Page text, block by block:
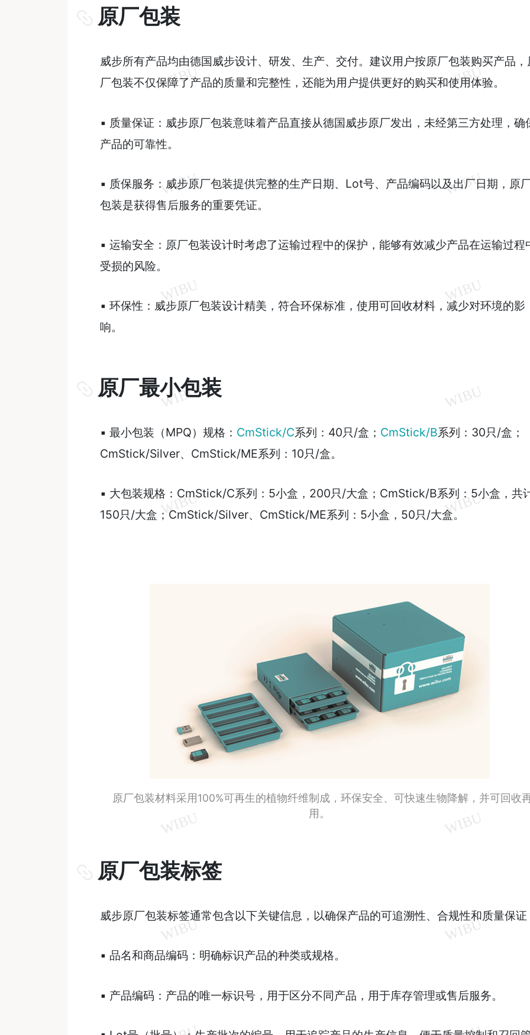
原厂包装
威步所有产品均由德国威步设计、研发、生产、交付。建议用户按原厂包装购买产品，
厂包装不仅保障了产品的质量和完整性，还能为用户提供更好的购买和使用体验。
▪ 质量保证：威步原厂包装意味着产品直接从德国威步原厂发出，未经第三方处理，确
产品的可靠性。
▪ 质保服务：威步原厂包装提供完整的生产日期、Lot号、产品编码以及出厂日期，原
包装是获得售后服务的重要凭证。
▪ 运输安全：原厂包装设计时考虑了运输过程中的保护，能够有效减少产品在运输过程
受损的风险。
▪ 环保性：威步原厂包装设计精美，符合环保标准，使用可回收材料，减少对环境的影
响。
原厂最小包装
▪ 最小包装（MPQ）规格： CmStick/C系列：40只/盒； CmStick/B系列：30只/盒；
CmStick/Silver、CmStick/ME系列：10只/盒。
▪ 大包装规格：CmStick/C系列：5小盒，200只/大盒；CmStick/B系列：5小盒，共
150只/大盒；CmStick/Silver、CmStick/ME系列：5小盒，50只/大盒。
原厂包装材料采用100%可再生的植物纤维制成，环保安全、可快速生物降解，并可回收
用。
原厂包装标签
威步原厂包装标签通常包含以下关键信息，以确保产品的可追溯性、合规性和质量保证
▪ 品名和商品编码：明确标识产品的种类或规格。
▪ 产品编码：产品的唯一标识号，用于区分不同产品，用于库存管理或售后服务。